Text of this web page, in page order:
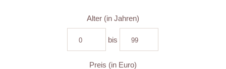
Alter (in Jahren)
bis
Preis (in Euro)